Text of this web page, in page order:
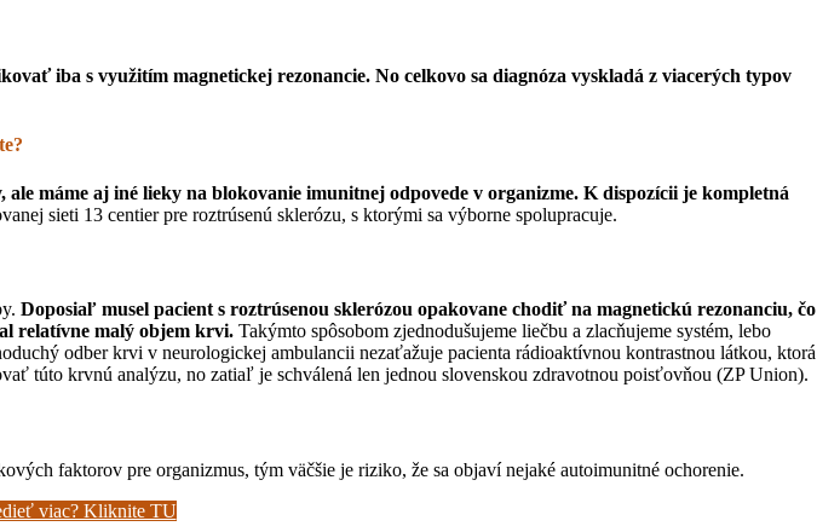
iba s využitím magnetickej rezonancie. No celkovo sa diagnóza vyskladá z viacerých typov
máme aj iné lieky na blokovanie imunitnej odpovede v organizme. K dispozícii je kompletná
sieti 13 centier pre roztrúsenú sklerózu, s ktorými sa výborne spolupracuje.
Doposiaľ musel pacient s roztrúsenou sklerózou opakovane chodiť na magnetickú rezonanciu, čo
relatívne malý objem krvi. Takýmto spôsobom zjednodušujeme liečbu a zlacňujeme systém, lebo
odber krvi v neurologickej ambulancii nezaťažuje pacienta rádioaktívnou kontrastnou látkou, ktorá
túto krvnú analýzu, no zatiaľ je schválená len jednou slovenskou zdravotnou poisťovňou (ZP Union).
faktorov pre organizmus, tým väčšie je riziko, že sa objaví nejaké autoimunitné ochorenie.
viac? Kliknite TU